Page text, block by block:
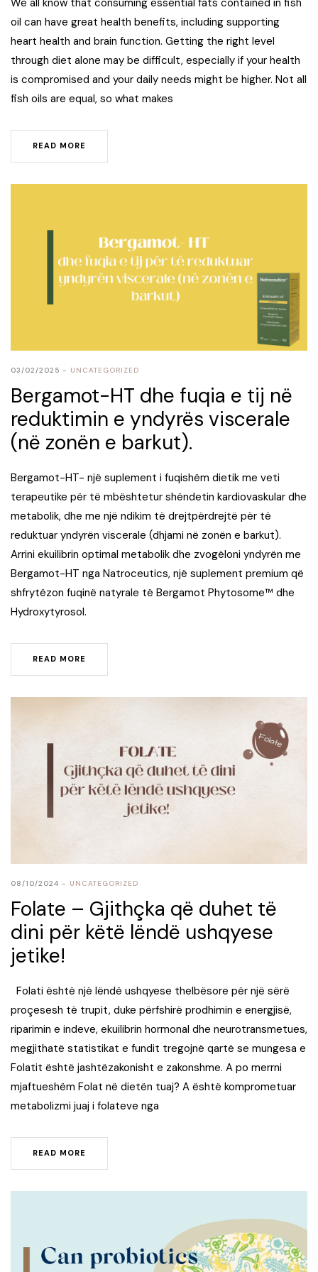
oil can have great health benefits, including supporting
heart health and brain function. Getting the right level
through diet alone may be difficult, especially if your health
is compromised and your daily needs might be higher. Not all
fish oils are equal, so what makes
READ MORE
03/02/2025 UNCATEGORIZED
Bergamot-HT dhe fuqia e tij në
reduktimin e yndyrës viscerale
(në zonën e barkut).
Bergamot-HT- një suplement i fuqishëm dietik me veti
terapeutike për të mbështetur shëndetin kardiovaskular dhe
metabolik, dhe me një ndikim të drejtpërdrejtë për të
reduktuar yndyrën viscerale (dhjami në zonën e barkut).
Arrini ekuilibrin optimal metabolik dhe zvogëloni yndyrën me
Bergamot-HT nga Natroceutics, një suplement premium që
shfrytëzon fuqinë natyrale të Bergamot Phytosome™️ dhe
Hydroxytyrosol.
READ MORE
08/10/2024 UNCATEGORIZED
Folate – Gjithçka që duhet të
dini për këtë lëndë ushqyese
jetike!
Folati është një lëndë ushqyese thelbësore për një sërë
proçesesh të trupit, duke përfshirë prodhimin e energjisë,
riparimin e indeve, ekuilibrin hormonal dhe neurotransmetues,
megjithatë statistikat e fundit tregojnë qartë se mungesa e
Folatit është jashtëzakonisht e zakonshme. A po merrni
mjaftueshëm Folat në dietën tuaj? A është komprometuar
metabolizmi juaj i folateve nga
READ MORE